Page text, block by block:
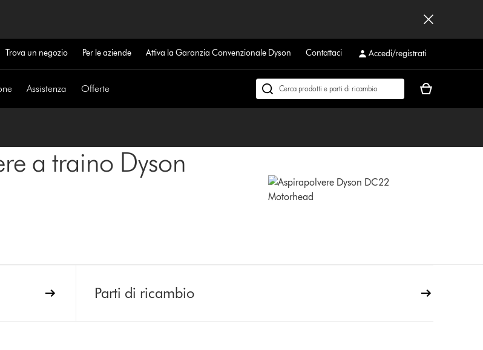
Trova un negozio Per le aziende Attiva la Garanzia Convenzionale Dyson Contattaci Accedi/registrati
Assistenza Offerte
Cerca
Il
a traino Dyson
Parti di ricambio